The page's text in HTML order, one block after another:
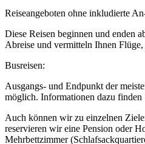
Reiseangeboten ohne inkludierte
Diese Reisen beginnen und enden
Abreise und vermitteln Ihnen
Busreisen:
Ausgangs- und Endpunkt der
möglich. Informationen dazu finden
Auch können wir zu einzelnen
reservieren wir eine Pension oder
Mehrbettzimmer